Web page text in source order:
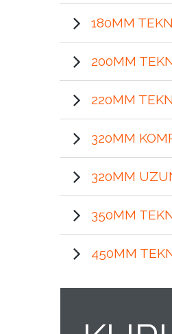
180MM
200MM
220MM
320MM
320MM
350MM
450MM